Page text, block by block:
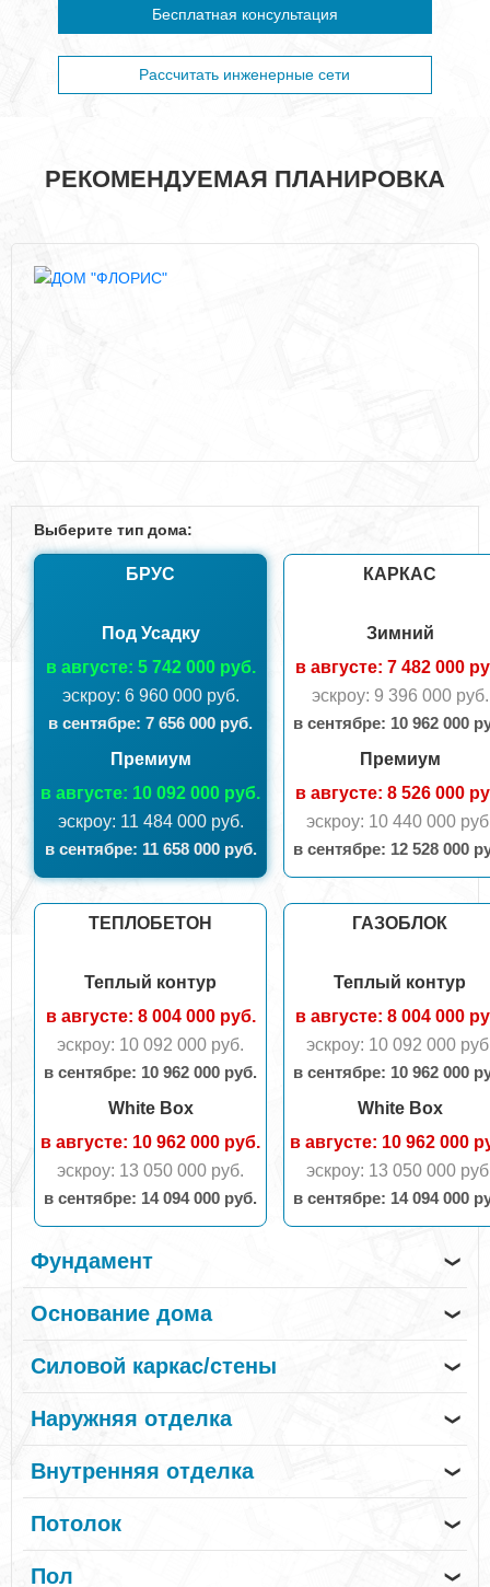
Бесплатная консультация
Рассчитать инженерные сети
РЕКОМЕНДУЕМАЯ ПЛАНИРОВКА
Выберите тип дома:
БРУС
Под Усадку
в августе: 5 742 000 руб.
эскроу: 6 960 000 руб.
в сентябрe: 7 656 000 руб.
Премиум
в августе: 10 092 000 руб.
эскроу: 11 484 000 руб.
в сентябрe: 11 658 000 руб.
КАРКАС
Зимний
в августе: 7 482 000
эскроу: 9 396 000 руб.
в сентябрe: 10 962 000
Премиум
в августе: 8 526 000
эскроу: 10 440 000
в сентябрe: 12 528 000
ТЕПЛОБЕТОН
Теплый контур
в августе: 8 004 000 руб.
эскроу: 10 092 000 руб.
в сентябрe: 10 962 000 руб.
White Box
в августе: 10 962 000 руб.
эскроу: 13 050 000 руб.
в сентябрe: 14 094 000 руб.
ГАЗОБЛОК
Теплый контур
в августе: 8 004 000
эскроу: 10 092 000
в сентябрe: 10 962 000
White Box
в августе: 10 962 000
эскроу: 13 050 000
в сентябрe: 14 094 000
Фундамент ❯
Основание дома ❯
Силовой каркас/стены ❯
Наружняя отделка ❯
Внутренняя отделка ❯
Потолок ❯
Пол ❯